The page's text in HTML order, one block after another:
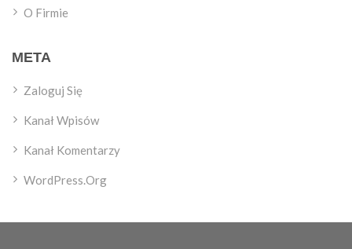
O Firmie
META
Zaloguj Się
Kanał Wpisów
Kanał Komentarzy
WordPress.org